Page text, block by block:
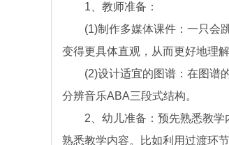
1、教师准备：
(1)制作多媒体课件：一只会跳
变得更具体直观，从而更好地理解
(2)设计适宜的图谱：在图谱的
分辨音乐ABA三段式结构。
2、幼儿准备：预先熟悉教学
熟悉教学内容。比如利用过渡环